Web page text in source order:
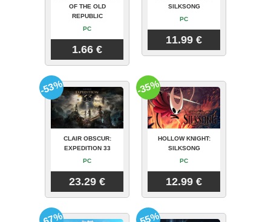
OF THE OLD
REPUBLIC
PC
1.66 €
SILKSONG
PC
11.99 €
CLAIR OBSCUR:
EXPEDITION 33
PC
23.29 €
-53%
HOLLOW KNIGHT:
SILKSONG
PC
12.99 €
-35%